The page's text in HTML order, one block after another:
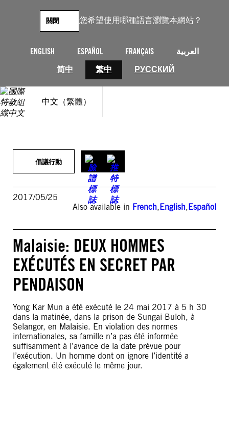
您希望使用哪種語言瀏覽本網站？
ENGLISH ESPAÑOL FRANÇAIS
العربية
简中
繁中 РУССКИЙ
關閉
中文（繁體）
倡議行動
2017/05/25
Also available in French,English,Español
Malaisie: DEUX HOMMES
EXÉCUTÉS EN SECRET PAR
PENDAISON
Yong Kar Mun a été exécuté le 24 mai 2017 à 5 h 30
dans la matinée, dans la prison de Sungai Buloh, à
Selangor, en Malaisie. En violation des normes
internationales, sa famille n’a pas été informée
suffisamment à l’avance de la date prévue pour
l’exécution. Un homme dont on ignore l’identité a
également été exécuté le même jour.